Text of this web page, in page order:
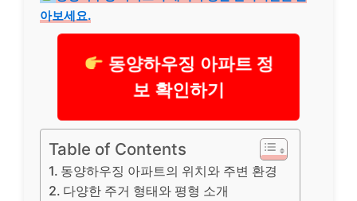
아보세요.
동양하우징 아파트 정
보 확인하기
Table of Contents
동양하우징 아파트의 위치와 주변 환경
다양한 주거 형태와 평형 소개